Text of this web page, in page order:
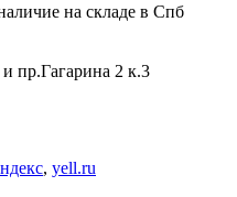
на складе в Спб
пр.Гагарина 2 к.3
, yell.ru